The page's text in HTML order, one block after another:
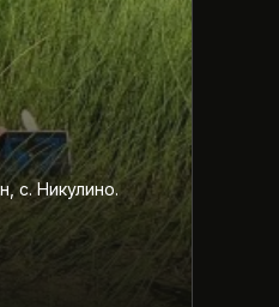
с. Никулино.